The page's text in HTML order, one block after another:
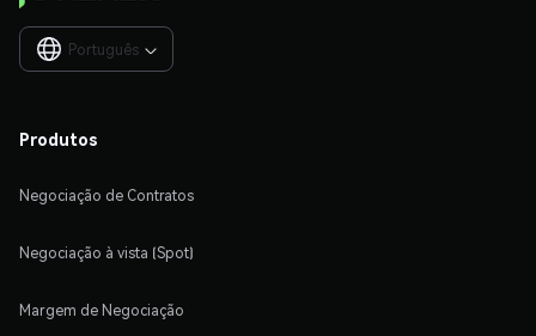
Português 
Produtos
Negociação de Contratos
Negociação à vista (Spot)
Margem de Negociação